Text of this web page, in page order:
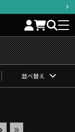
並べ替え